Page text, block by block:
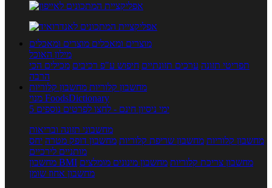
מוצרים ומאכלים מוצרים ומאכלים
מילון האוכל
תפריטי תזונה ערכים תזונתיים חיפוש ע"פ רכיבים מכילים הכי
הרבה
מחשבון קלוריות מחשבון קלוריות
מנוי FoodsDictionary
5 ימי ניסיון חינם - לחצו לפרטים נוספים
מחשבוני תזונה ובריאות
מחשבון קלוריות מחשבון שריפת קלוריות מחשבון דופק מטרה יחס
מותניים לירכיים
מחשבון BMI
מחשבון צריכת קלוריות מחשבון מינונים מומלצים
מחשבון אחוז שומן